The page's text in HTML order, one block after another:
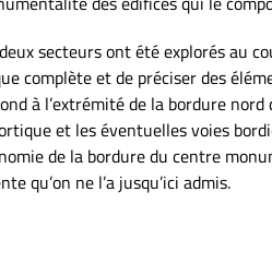
secteurs ont été explorés au
complète et de préciser des
à l’extrémité de la bordure
et les éventuelles voies
de la bordure du centre
qu’on ne l’a jusqu’ici admis.